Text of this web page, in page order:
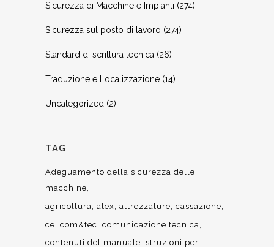
Sicurezza di Macchine e Impianti (274)
Sicurezza sul posto di lavoro (274)
Standard di scrittura tecnica (26)
Traduzione e Localizzazione (14)
Uncategorized (2)
TAG
Adeguamento della sicurezza delle
macchine
agricoltura atex attrezzature cassazione
ce com&tec
comunicazione tecnica
contenuti del manuale istruzioni per